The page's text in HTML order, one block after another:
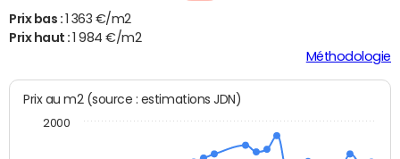
Prix bas :
1 363 €/m2
Prix haut :
1 984 €/m2
Méthodologie
Prix au m2 (source : estimations JDN)
2000